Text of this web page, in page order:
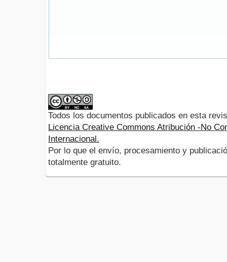
Todos los documentos publicados en esta
Licencia Creative Commons Atribución -No
Internacional.
Por lo que el envío, procesamiento y
totalmente gratuito.